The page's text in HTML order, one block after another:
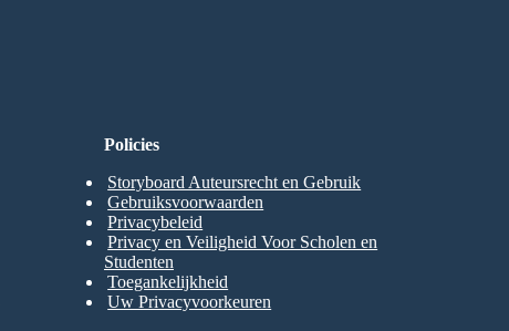
Policies
Storyboard Auteursrecht en Gebruik
Gebruiksvoorwaarden
Privacybeleid
Privacy en Veiligheid Voor Scholen en
Studenten
Toegankelijkheid
Uw Privacyvoorkeuren